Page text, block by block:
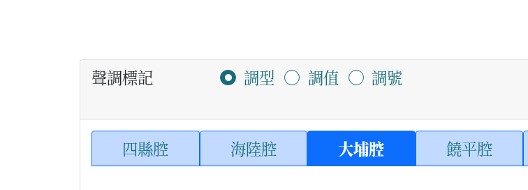
聲調標記 調型 調值 調號
四縣腔 海陸腔 大埔腔 饒平腔